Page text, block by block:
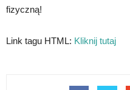
fizyczną!
Link tagu HTML: Kliknij tutaj